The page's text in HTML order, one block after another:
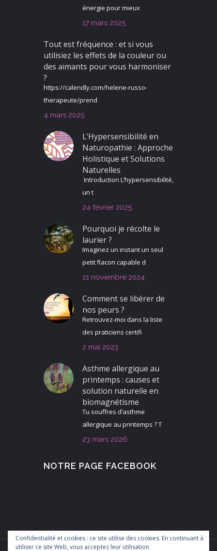
énergie pour mieux
17 mars 2025
Tout est fréquence : et si vous
utilisiez les effets de la couleur ou
des aimants pour vous harmoniser
?
https://calendly.com/helene-russo-
therapeute/prend
4 mars 2025
L’Hypersensibilité en
Naturopathie : Approche
Holistique et Solutions
Naturelles
Introduction L’hypersensibilité,
un t
24 février 2025
Pourquoi je récolte le
laurier ?
Imaginez un instant un seul
petit flacon capable d
21 novembre 2024
Comment se libérer de
nos peurs ?
Retrouvez-moi dans la liste
des praticiens certifi
2 mai 2023
Asthme allergique au
printemps : causes et
solution naturelle en
biomagnétisme
Tu souffres d’asthme
allergique au printemps ? T
23 mars 2026
NOTRE PAGE FACEBOOK
Confidentialité et cookies : ce site utilise des cookies. En continuant à
utiliser ce site Web, vous acceptez leur utilisation.